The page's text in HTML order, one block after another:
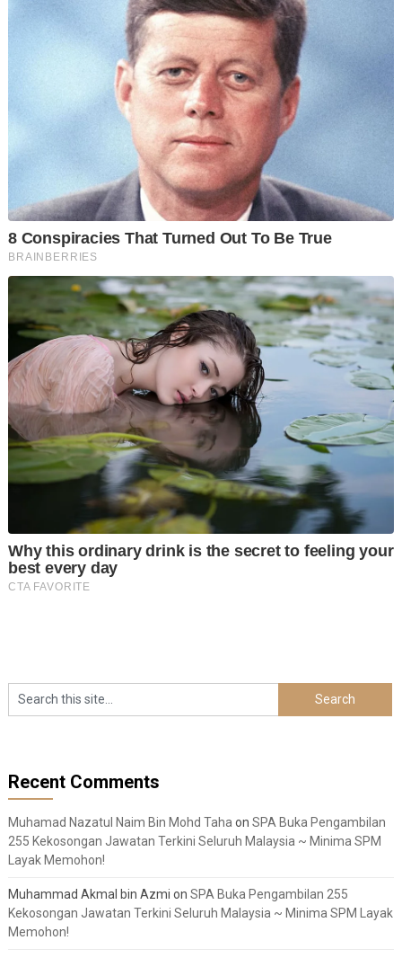
Recent Comments
Muhamad Nazatul Naim Bin Mohd Taha on SPA Buka Pengambilan
255 Kekosongan Jawatan Terkini Seluruh Malaysia ~ Minima SPM
Layak Memohon!
Muhammad Akmal bin Azmi on SPA Buka Pengambilan 255
Kekosongan Jawatan Terkini Seluruh Malaysia ~ Minima SPM Layak
Memohon!